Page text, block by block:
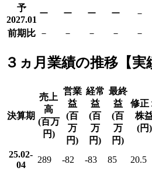
予
2027.01
ー ー ー ー －
前期比 － － － － －
３ヵ月業績の推移【実
決算期
売上
高
(百万
円)
営業
益
(百
万
円)
経常
益
(百
万
円)
最終
益
(百
万
円)
修正
株
(円)
25.02-
04
289 -82 -83 85 20.5